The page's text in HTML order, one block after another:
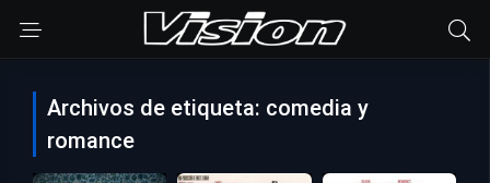
Archivos de etiqueta: comedia y
romance